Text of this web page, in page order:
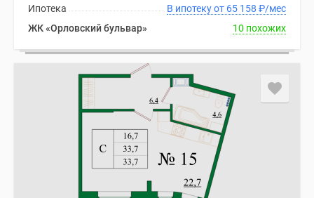
В ипотеку от 65 158 ₽/мес
Ипотека
ЖК «Орловский бульвар»
10 похожих